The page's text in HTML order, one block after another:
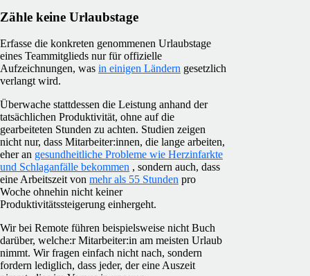
Zähle keine Urlaubstage
Erfasse die konkreten genommenen Urlaubstage
eines Teammitglieds nur für offizielle
Aufzeichnungen, was in einigen Ländern gesetzlich
verlangt wird.
Überwache stattdessen die Leistung anhand der
tatsächlichen Produktivität, ohne auf die
gearbeiteten Stunden zu achten. Studien zeigen
nicht nur, dass Mitarbeiter:innen, die lange arbeiten,
eher an gesundheitliche Probleme wie Herzinfarkte
und Schlaganfälle bekommen , sondern auch, dass
eine Arbeitszeit von mehr als 55 Stunden pro
Woche ohnehin nicht keiner
Produktivitätssteigerung einhergeht.
Wir bei Remote führen beispielsweise nicht Buch
darüber, welche:r Mitarbeiter:in am meisten Urlaub
nimmt. Wir fragen einfach nicht nach, sondern
fordern lediglich, dass jeder, der eine Auszeit